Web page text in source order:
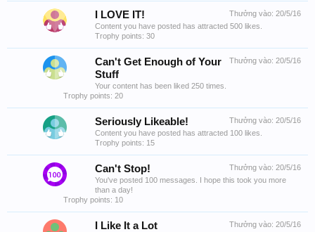
Thưởng vào: 20/5/16
I LOVE IT!
Content you have posted has attracted 500 likes.
Trophy points: 30
Thưởng vào: 20/5/16
Can't Get Enough of Your
Stuff
Your content has been liked 250 times.
Trophy points: 20
Thưởng vào: 20/5/16
Seriously Likeable!
Content you have posted has attracted 100 likes.
Trophy points: 15
Thưởng vào: 20/5/16
Can't Stop!
You've posted 100 messages. I hope this took you more
than a day!
Trophy points: 10
Thưởng vào: 20/5/16
I Like It a Lot